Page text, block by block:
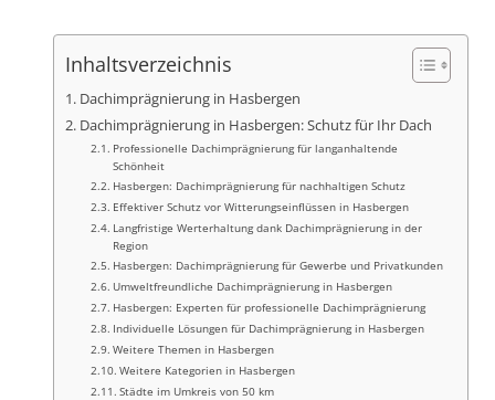
Inhaltsverzeichnis
Dachimprägnierung in Hasbergen
Dachimprägnierung in Hasbergen: Schutz für Ihr Dach
Professionelle Dachimprägnierung für langanhaltende
Schönheit
Hasbergen: Dachimprägnierung für nachhaltigen Schutz
Effektiver Schutz vor Witterungseinflüssen in Hasbergen
Langfristige Werterhaltung dank Dachimprägnierung in der
Region
Hasbergen: Dachimprägnierung für Gewerbe und Privatkunden
Umweltfreundliche Dachimprägnierung in Hasbergen
Hasbergen: Experten für professionelle Dachimprägnierung
Individuelle Lösungen für Dachimprägnierung in Hasbergen
Weitere Themen in Hasbergen
Weitere Kategorien in Hasbergen
Städte im Umkreis von 50 km